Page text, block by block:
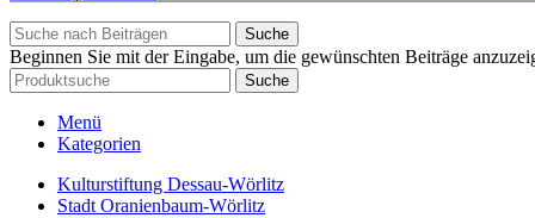
Suche
Beginnen Sie mit der Eingabe, um die gewünschten Beiträge
Suche
Menü
Kategorien
Kulturstiftung Dessau-Wörlitz
Stadt Oranienbaum-Wörlitz